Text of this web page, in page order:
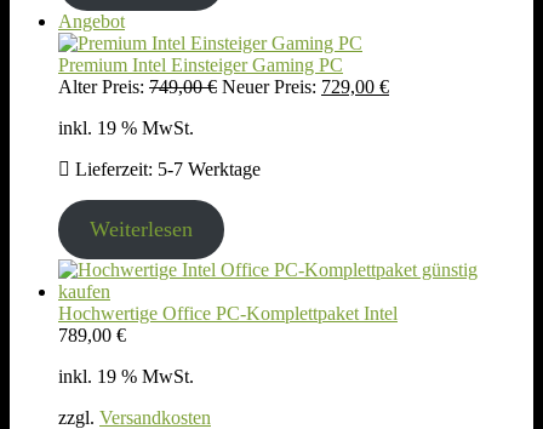
AngebotProdukt
im
Angebot
Premium Intel Einsteiger Gaming PC
Alter Preis: 749,00€ Ursprünglicher
Neuer Preis: 729,00 €Aktueller
inkl. 19 % MwSt.
Lieferzeit: 5-7 Werktage
Weiterlesen
Hochwertige Office PC-Komplettpaket Intel
789,00 €
inkl. 19 % MwSt.
zzgl. Versandkosten